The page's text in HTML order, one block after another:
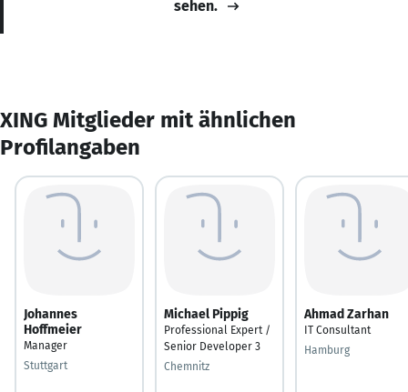
sehen.
XING Mitglieder mit ähnlichen
Profilangaben
Johannes
Hoffmeier
Manager
Stuttgart
Michael Pippig
Professional Expert /
Senior Developer 3
Chemnitz
Ahmad Zarhan
IT Consultant
Hamburg